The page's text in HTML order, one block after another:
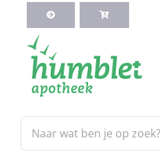
inhoud
naar:
Webshop